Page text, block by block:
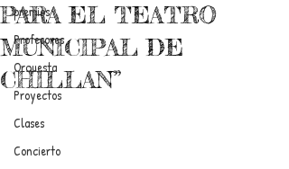
premios
Profesores
Orquesta
Proyectos
Clases
Concierto
PARA EL TEATRO
MUNICIPAL DE
CHILLAN”